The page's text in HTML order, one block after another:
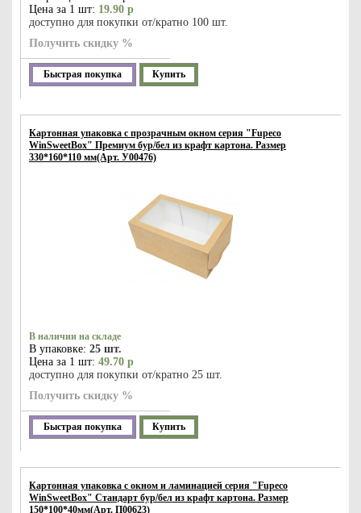
Цена за 1 шт: 19.90 р
доступно для покупки от/кратно 100 шт.
Получить скидку %
Быстрая покупка Купить
Картонная упаковка с прозрачным окном серия "Fupeco
WinSweetBox" Премиум бур/бел из крафт картона. Размер
330*160*110 мм(Арт. У00476)
В наличии на складе
В упаковке: 25 шт.
Цена за 1 шт: 49.70 р
доступно для покупки от/кратно 25 шт.
Получить скидку %
Быстрая покупка Купить
Картонная упаковка с окном и ламинацией серия "Fupeco
WinSweetBox" Стандарт бур/бел из крафт картона. Размер
150*100*40мм(Арт. П00623)